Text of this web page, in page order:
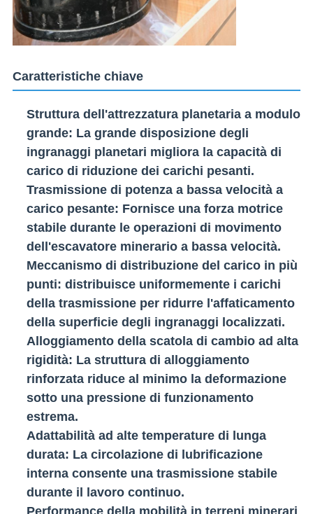
Caratteristiche chiave
Struttura dell'attrezzatura planetaria a modulo
grande: La grande disposizione degli
ingranaggi planetari migliora la capacità di
carico di riduzione dei carichi pesanti.
Trasmissione di potenza a bassa velocità a
carico pesante: Fornisce una forza motrice
stabile durante le operazioni di movimento
dell'escavatore minerario a bassa velocità.
Meccanismo di distribuzione del carico in più
punti: distribuisce uniformemente i carichi
della trasmissione per ridurre l'affaticamento
della superficie degli ingranaggi localizzati.
Alloggiamento della scatola di cambio ad alta
rigidità: La struttura di alloggiamento
rinforzata riduce al minimo la deformazione
sotto una pressione di funzionamento
estrema.
Adattabilità ad alte temperature di lunga
durata: La circolazione di lubrificazione
interna consente una trasmissione stabile
durante il lavoro continuo.